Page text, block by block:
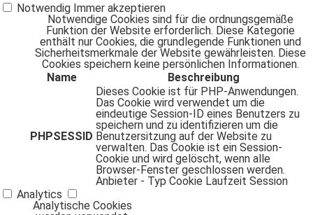
Notwendig Immer akzeptieren
Notwendige Cookies sind für die ordnungsgemäße
Funktion der Website erforderlich. Diese Kategorie
enthält nur Cookies, die grundlegende Funktionen und
Sicherheitsmerkmale der Website gewährleisten. Diese
Cookies speichern keine persönlichen Informationen.
Name
Beschreibung
PHPSESSID
Dieses Cookie ist für PHP-Anwendungen.
Das Cookie wird verwendet um die
eindeutige Session-ID eines Benutzers zu
speichern und zu identifizieren um die
Benutzersitzung auf der Website zu
verwalten. Das Cookie ist ein Session-
Cookie und wird gelöscht, wenn alle
Browser-Fenster geschlossen werden.
Anbieter - Typ Cookie Laufzeit Session
Analytics
Analytische Cookies